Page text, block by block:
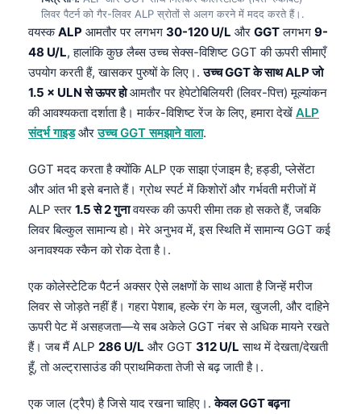
लिवर पैटर्न को गैर-लिवर ALP स्रोतों से अलग करने में मदद करते हैं।.
वयस्कALP आमतौर पर लगभग 30-120 U/L और GGTलगभग 9-
48 U/L, हालांकि कुछ लैब्स उच्च सेक्स-विशिष्ट GGT की ऊपरी सीमाएँ
उपयोग करती हैं, खासकर पुरुषों के लिए।.उच्च GGT के साथ ALP जो
1.5 × ULN से ऊपर होआमतौर पर हेपेटोबिलियरी (लिवर-पित्त) मूल्यांकन
की आवश्यकता दर्शाता है। मार्कर-विशिष्ट रेंज के लिए, हमारा देखें ALP
संदर्भ गाइडऔरउच्च GGT समझाने वाला.
GGT मदद करता है क्योंकि ALP एक साझा एंजाइम है; हड्डी, प्लेसेंटा
और आंत भी इसे बनाते हैं। ग्रोथ स्पर्ट में किशोरों और गर्भवती मरीजों में
ALP स्तर 1.5 से 2 गुनावयस्क की ऊपरी सीमा तक हो सकते हैं, जबकि
लिवर बिल्कुल सामान्य हो। मेरे अनुभव में, इस स्थिति में सामान्य GGT कई
अनावश्यक स्कैन को रोक देता है।.
एक कोलेस्टेटिक पैटर्न अक्सर ऐसे लक्षणों के साथ आता है जिन्हें मरीज
लिवर से जोड़ते नहीं हैं। गहरा पेशाब, हल्के रंग के मल, खुजली, और दाहिने
ऊपरी पेट में असहजता—ये सब अकेले GGT नंबर से अधिक मायने रखते
हैं। जब मैं ALP 286 U/L और GGT 312 U/L साथ में देखता/देखती
हूँ, तो अल्ट्रासाउंड की प्राथमिकता तेजी से बढ़ जाती है।.
एक जाल (ट्रैप) है जिसे याद रखना चाहिए।.केवल GGT बढ़ना